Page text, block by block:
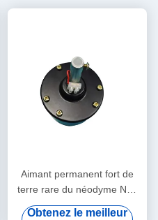
Aimant permanent fort de
terre rare du néodyme N52
pour des générateurs de
Obtenez le meilleur